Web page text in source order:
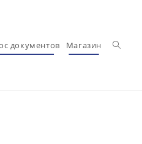
документов Магазин